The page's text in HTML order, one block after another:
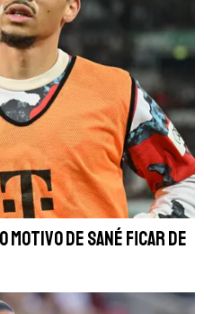
motivo de Sané ficar de